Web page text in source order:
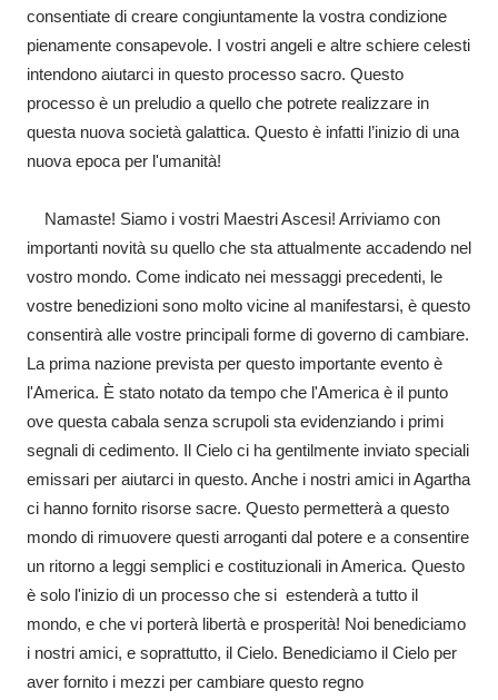
consentiate di creare congiuntamente la vostra condizione
pienamente consapevole. I vostri angeli e altre schiere celesti
intendono aiutarci in questo processo sacro. Questo
processo è un preludio a quello che potrete realizzare in
questa nuova società galattica. Questo è infatti l’inizio di una
nuova epoca per l'umanità!
Namaste! Siamo i vostri Maestri Ascesi! Arriviamo con
importanti novità su quello che sta attualmente accadendo nel
vostro mondo. Come indicato nei messaggi precedenti, le
vostre benedizioni sono molto vicine al manifestarsi, è questo
consentirà alle vostre principali forme di governo di cambiare.
La prima nazione prevista per questo importante evento è
l'America. È stato notato da tempo che l'America è il punto
ove questa cabala senza scrupoli sta evidenziando i primi
segnali di cedimento. Il Cielo ci ha gentilmente inviato speciali
emissari per aiutarci in questo. Anche i nostri amici in Agartha
ci hanno fornito risorse sacre. Questo permetterà a questo
mondo di rimuovere questi arroganti dal potere e a consentire
un ritorno a leggi semplici e costituzionali in America. Questo
è solo l'inizio di un processo che si estenderà a tutto il
mondo, e che vi porterà libertà e prosperità! Noi benediciamo
i nostri amici, e soprattutto, il Cielo. Benediciamo il Cielo per
aver fornito i mezzi per cambiare questo regno